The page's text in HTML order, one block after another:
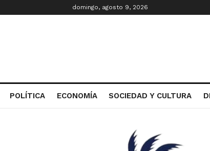
domingo, agosto 9, 2026
POLÍTICA ECONOMÍA SOCIEDAD Y CULTURA